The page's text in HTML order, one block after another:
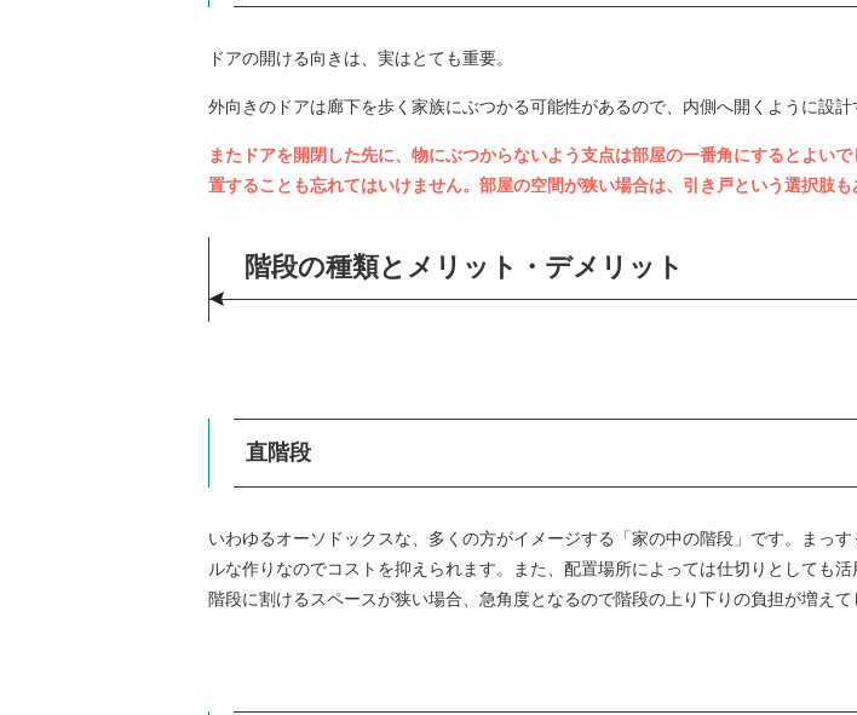
ドアの開ける向きは、実はとても重要。
外向きのドアは廊下を歩く家族にぶつかる可能性があるので、内側へ開くように設計
またドアを開閉した先に、物にぶつからないよう支点は部屋の一番角にするとよい
置することも忘れてはいけません。部屋の空間が狭い場合は、引き戸という選択肢も
階段の種類とメリット・デメリット
直階段
いわゆるオーソドックスな、多くの方がイメージする「家の中の階段」です。まっ
ルな作りなのでコストを抑えられます。また、配置場所によっては仕切りとしても活
階段に割けるスペースが狭い場合、急角度となるので階段の上り下りの負担が増えて